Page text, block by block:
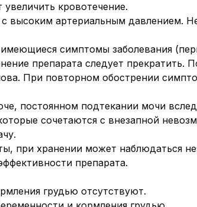
кровотечение.
высоким артериальным давлением.
симптомы заболевания
препарата следует прекратить.
При повторном обострении
постоянном подтекании мочи
сочетаются с внезапной
при хранении может наблюдаться
препарата.
грудью отсутствуют.